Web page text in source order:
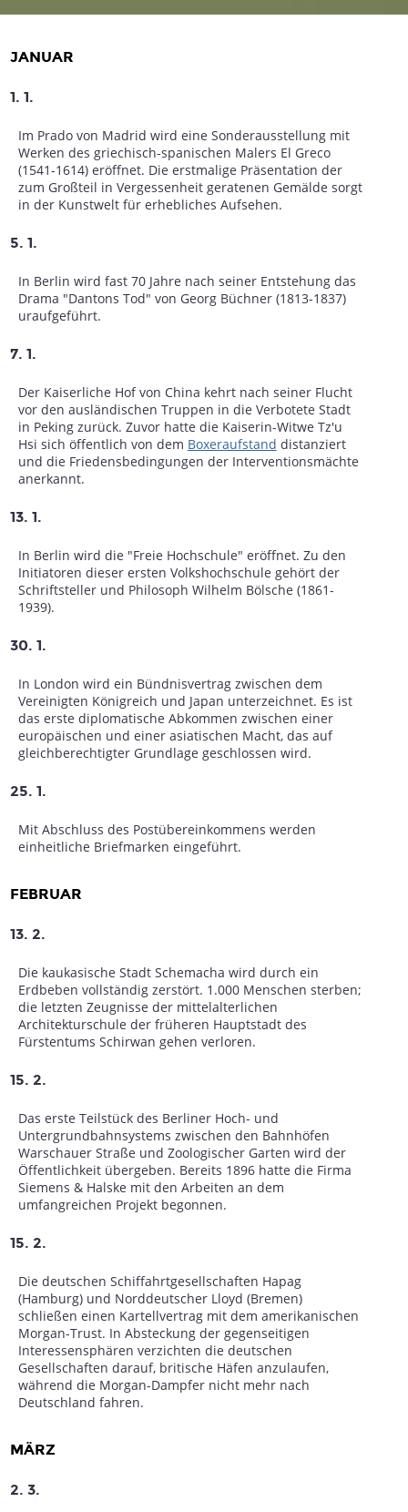
JANUAR
1. 1.
Im Prado von Madrid wird eine Sonderausstellung mit
Werken des griechisch-spanischen Malers El Greco
(1541-1614) eröffnet. Die erstmalige Präsentation der
zum Großteil in Vergessenheit geratenen Gemälde sorgt
in der Kunstwelt für erhebliches Aufsehen.
5. 1.
In Berlin wird fast 70 Jahre nach seiner Entstehung das
Drama "Dantons Tod" von Georg Büchner (1813-1837)
uraufgeführt.
7. 1.
Der Kaiserliche Hof von China kehrt nach seiner Flucht
vor den ausländischen Truppen in die Verbotete Stadt
in Peking zurück. Zuvor hatte die Kaiserin-Witwe Tz'u
Hsi sich öffentlich von dem Boxeraufstand distanziert
und die Friedensbedingungen der Interventionsmächte
anerkannt.
13. 1.
In Berlin wird die "Freie Hochschule" eröffnet. Zu den
Initiatoren dieser ersten Volkshochschule gehört der
Schriftsteller und Philosoph Wilhelm Bölsche (1861-
1939).
30. 1.
In London wird ein Bündnisvertrag zwischen dem
Vereinigten Königreich und Japan unterzeichnet. Es ist
das erste diplomatische Abkommen zwischen einer
europäischen und einer asiatischen Macht, das auf
gleichberechtigter Grundlage geschlossen wird.
25. 1.
Mit Abschluss des Postübereinkommens werden
einheitliche Briefmarken eingeführt.
FEBRUAR
13. 2.
Die kaukasische Stadt Schemacha wird durch ein
Erdbeben vollständig zerstört. 1.000 Menschen sterben;
die letzten Zeugnisse der mittelalterlichen
Architekturschule der früheren Hauptstadt des
Fürstentums Schirwan gehen verloren.
15. 2.
Das erste Teilstück des Berliner Hoch- und
Untergrundbahnsystems zwischen den Bahnhöfen
Warschauer Straße und Zoologischer Garten wird der
Öffentlichkeit übergeben. Bereits 1896 hatte die Firma
Siemens & Halske mit den Arbeiten an dem
umfangreichen Projekt begonnen.
15. 2.
Die deutschen Schiffahrtgesellschaften Hapag
(Hamburg) und Norddeutscher Lloyd (Bremen)
schließen einen Kartellvertrag mit dem amerikanischen
Morgan-Trust. In Absteckung der gegenseitigen
Interessensphären verzichten die deutschen
Gesellschaften darauf, britische Häfen anzulaufen,
während die Morgan-Dampfer nicht mehr nach
Deutschland fahren.
MÄRZ
2. 3.